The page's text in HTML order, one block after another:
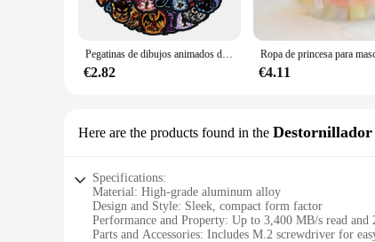
Pegatinas de dibujos animados de Pokémon de neón, calcomanías Kawaii de Anime para ordenador portátil, monopatín, motocicleta, teléfono, pegatina impermeable, juguete para niños, 10/30/60 Uds.
€2.82 €4.11
Here are the products found in the
Specifications:
Material: High-grade aluminum alloy
Design and Style: Sleek, compact form factor
Performance and Property: Up to 3,400 MB/s read and
Parts and Accessories: Includes M.2 screwdriver for